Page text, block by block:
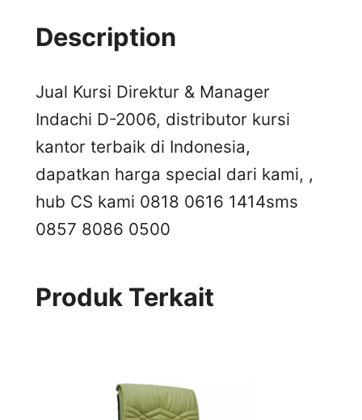
Description
Jual Kursi Direktur & Manager
Indachi D-2006, distributor kursi
kantor terbaik di Indonesia,
dapatkan harga special dari kami, ,
hub CS kami 0818 0616 1414sms
0857 8086 0500
Produk Terkait